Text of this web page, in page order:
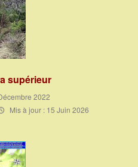
supérieur
2022
Mis à jour : 15 Juin 2026